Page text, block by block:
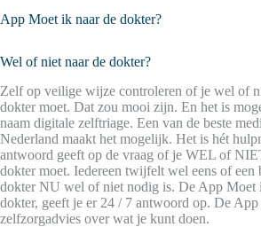
App Moet ik naar de dokter?
Wel of niet naar de dokter?
Zelf op veilige wijze controleren of je wel of
dokter moet. Dat zou mooi zijn. En het is
naam digitale zelftriage. Een van de beste
Nederland maakt het mogelijk. Het is hét
antwoord geeft op de vraag of je WEL of
dokter moet. Iedereen twijfelt wel eens of een
dokter NU wel of niet nodig is. De App Moet
dokter, geeft je er 24 / 7 antwoord op. De
zelfzorgadvies over wat je kunt doen.